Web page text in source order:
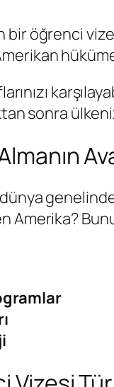
öğrenci
sonra
Amerika?